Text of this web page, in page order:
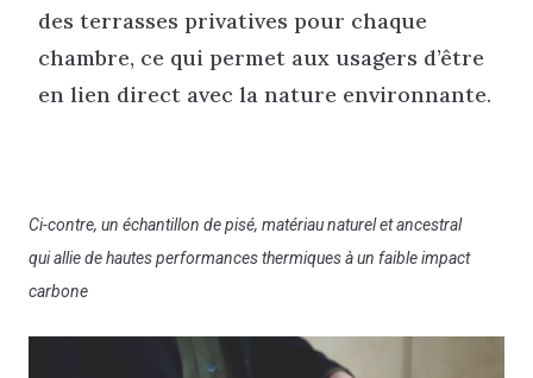
des terrasses privatives pour chaque
chambre, ce qui permet aux usagers d’être
en lien direct avec la nature environnante.
Ci-contre, un échantillon de pisé, matériau naturel et ancestral
qui allie de hautes performances thermiques à un faible impact
carbone